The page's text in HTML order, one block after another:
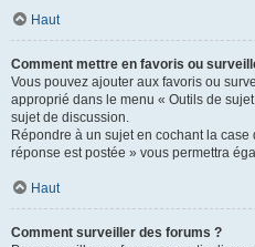
Haut
Comment mettre en favoris ou
Vous pouvez ajouter aux favoris ou
approprié dans le menu « Outils de
sujet de discussion.
Répondre à un sujet en cochant la case
réponse est postée » vous permettra
Haut
Comment surveiller des forums ?